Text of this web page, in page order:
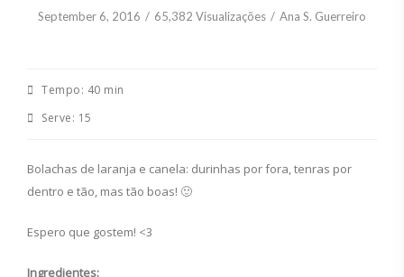
September 6, 2016 65,382 Visualizações Ana S. Guerreiro
Tempo: 40 min
Serve: 15
Bolachas de laranja e canela: durinhas por fora, tenras por
dentro e tão, mas tão boas! 🙂
Espero que gostem! <3
Ingredientes: